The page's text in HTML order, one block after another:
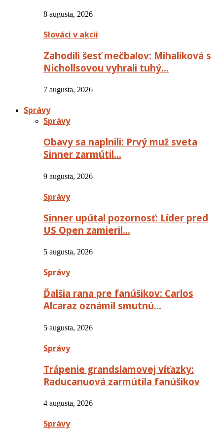
8 augusta, 2026
Slováci v akcii
Zahodili šesť mečbalov: Mihalíková s
Nichollsovou vyhrali tuhý…
7 augusta, 2026
Správy
Správy
Obavy sa naplnili: Prvý muž sveta
Sinner zarmútil…
9 augusta, 2026
Správy
Sinner upútal pozornosť: Líder pred
US Open zamieril…
5 augusta, 2026
Správy
Ďalšia rana pre fanúšikov: Carlos
Alcaraz oznámil smutnú…
5 augusta, 2026
Správy
Trápenie grandslamovej víťazky:
Raducanuová zarmútila fanúšikov
4 augusta, 2026
Správy